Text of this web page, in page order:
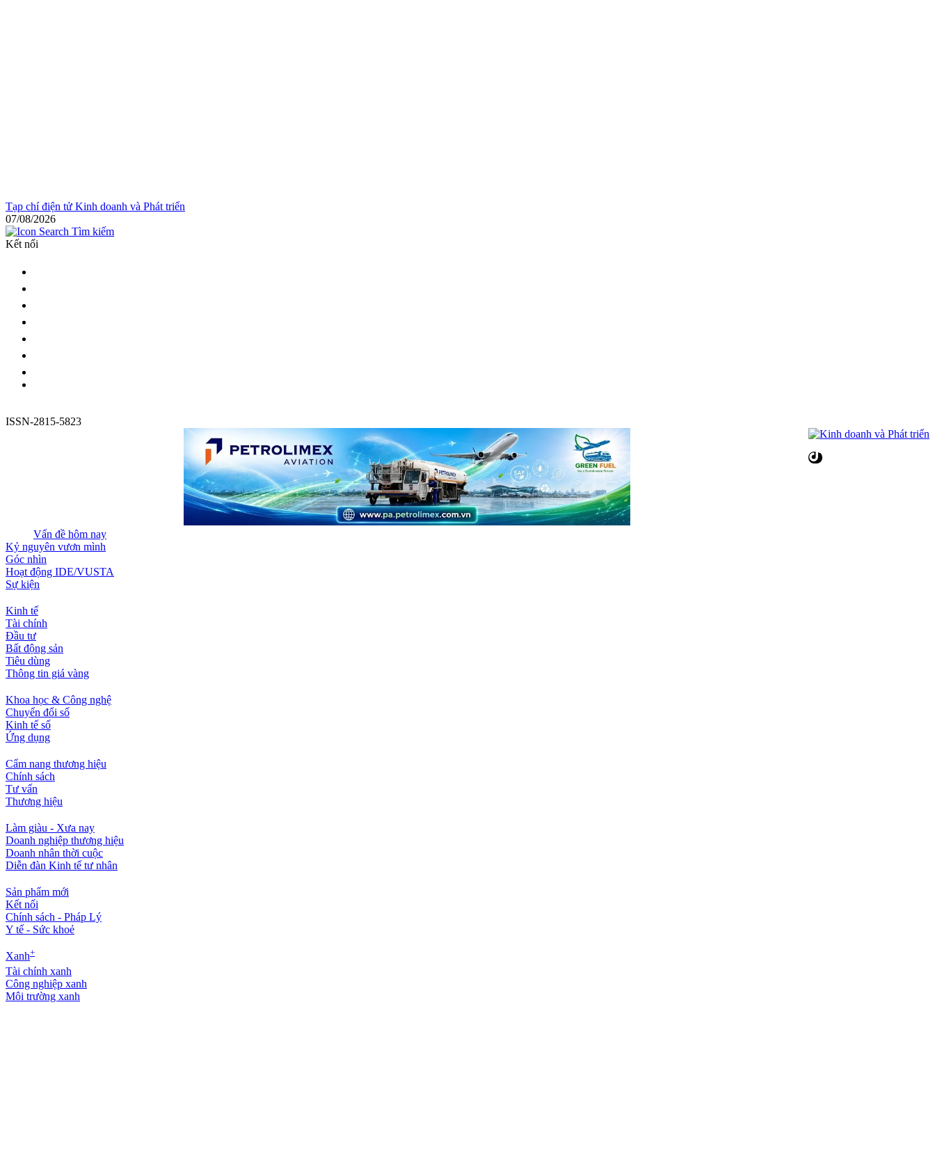
Tạp chí điện tử Kinh doanh và Phát triển
07/08/2026
Tìm kiếm
Kết nối
ISSN-2815-5823
Vấn đề hôm nay
Kỷ nguyên vươn mình
Góc nhìn
Hoạt động IDE/VUSTA
Sự kiện
Kinh tế
Tài chính
Đầu tư
Bất động sản
Tiêu dùng
Thông tin giá vàng
Khoa học & Công nghệ
Chuyển đổi số
Kinh tế số
Ứng dụng
Cẩm nang thương hiệu
Chính sách
Tư vấn
Thương hiệu
Làm giàu - Xưa nay
Doanh nghiệp thương hiệu
Doanh nhân thời cuộc
Diễn đàn Kinh tế tư nhân
Sản phẩm mới
Kết nối
Chính sách - Pháp Lý
Y tế - Sức khoẻ
Xanh+
Tài chính xanh
Công nghiệp xanh
Môi trường xanh